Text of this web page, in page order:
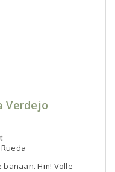
Verdejo
Hm! Volle